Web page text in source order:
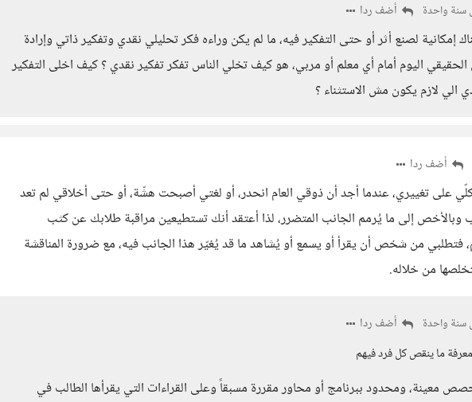
سنة واحدة أضف ردا
لصنع أثر أو حتى التفكير فيه، ما لم يكن وراءه فكر تحليلي نقدي وتفكير ذاتي وإرادة
اليوم أمام أي معلم أو مربي، هو كيف تخلي الناس تفكر تفكير نقدي ؟ كيف اخلى التفكير
الي لازم يكون مش الاستثناء ؟
أضف ردا
على تغييري، عندما أجد أن ذوقي العام انحدر، أو لغتي أصبحت هشّة، أو حتى أخلاقي لم تعد
إلى ما يُرمم الجانب المتضرر، لذا أعتقد أنك تستطيعين مراقبة طلابك عن كثب
من شخص أن يقرأ أو يسمع أو يُشاهد ما قد يُغيّر هذا الجانب فيه، مع ضرورة المناقشة
من خلاله.
سنة واحدة
أضف ردا
ما ينقص كل فرد فيهم
معينة، ومحدود ببرنامج أو محاور مقررة مسبقاً وعلى القراءات التي يقرأها الطالب في